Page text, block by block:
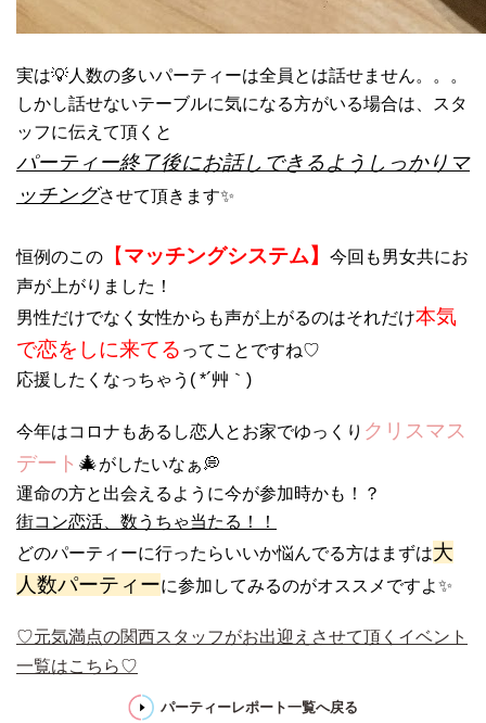
実は💡人数の多いパーティーは全員とは話せません。。。
しかし話せないテーブルに気になる方がいる場合は、スタ
ッフに伝えて頂くと
パーティー終了後にお話しできるようしっかりマ
ッチングさせて頂きます✨
恒例のこの 【マッチングシステム】 今回も男女共にお
声が上がりました！
男性だけでなく女性からも声が上がるのはそれだけ本気
で恋をしに来てる ってことですね♡
応援したくなっちゃう( *´艸｀)
今年はコロナもあるし恋人とお家でゆっくり クリスマス
デート 🎄がしたいなぁ💭
運命の方と出会えるように今が参加時かも！？
街コン恋活、数うちゃ当たる！！
どのパーティーに行ったらいいか悩んでる方はまずは大
人数パーティーに参加してみるのがオススメですよ✨
♡元気満点の関西スタッフがお出迎えさせて頂くイベント
一覧はこちら♡
パーティーレポート一覧へ戻る